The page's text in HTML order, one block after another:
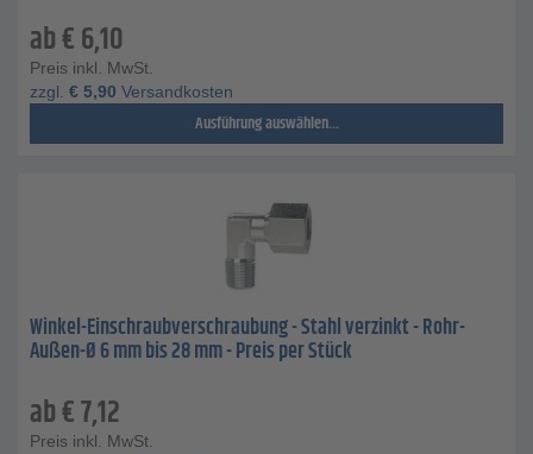
ab€6,10
Preis inkl. MwSt.
zzgl. € 5,90 Versandkosten
Ausführung auswählen...
Winkel-Einschraubverschraubung - Stahl verzinkt - Rohr-
Außen-Ø 6 mm bis 28 mm - Preis per Stück
ab€7,12
Preis inkl. MwSt.